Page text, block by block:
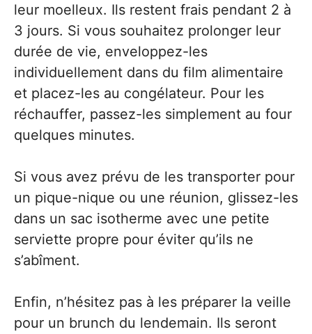
leur moelleux. Ils restent frais pendant 2 à
3 jours. Si vous souhaitez prolonger leur
durée de vie, enveloppez-les
individuellement dans du film alimentaire
et placez-les au congélateur. Pour les
réchauffer, passez-les simplement au four
quelques minutes.
Si vous avez prévu de les transporter pour
un pique-nique ou une réunion, glissez-les
dans un sac isotherme avec une petite
serviette propre pour éviter qu’ils ne
s’abîment.
Enfin, n’hésitez pas à les préparer la veille
pour un brunch du lendemain. Ils seront